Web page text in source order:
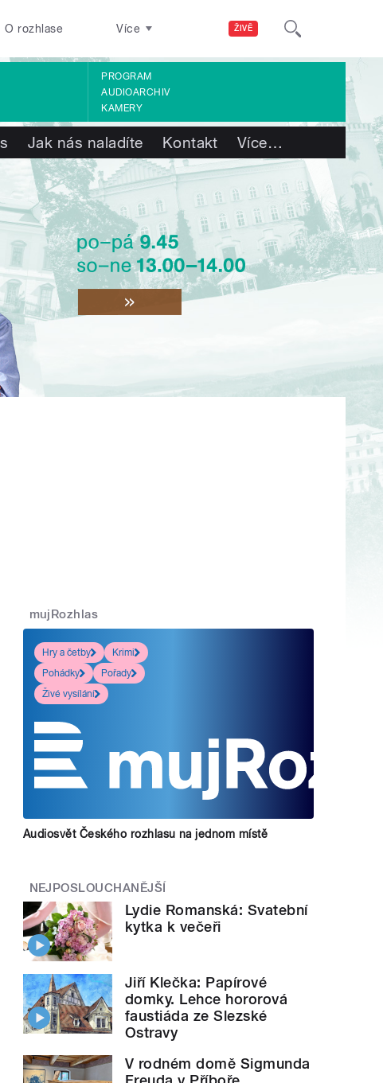
ŽIVĚ
O rozhlase Více
PROGRAM
AUDIOARCHIV
KAMERY
Jak nás naladíte Kontakt Více…
mujRozhlas
Hry a četby
Krimi
Pohádky
Pořady
Živé vysílání
Audiosvět Českého rozhlasu na jednom místě
NEJPOSLOUCHANĚJŠÍ
Lydie Romanská: Svatební
kytka k večeři
Jiří Klečka: Papírové
domky. Lehce hororová
faustiáda ze Slezské
Ostravy
V rodném domě Sigmunda